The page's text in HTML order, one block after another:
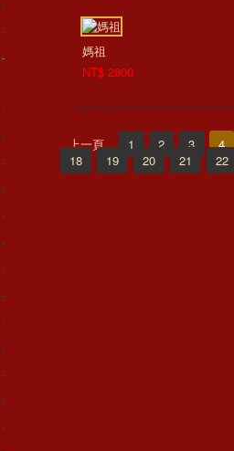
媽祖
NT$ 2800
上一頁 1 2 3
4
18
19 20 21 22